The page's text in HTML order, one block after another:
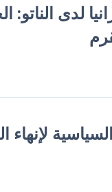
لدى الناتو:
لإنهاء